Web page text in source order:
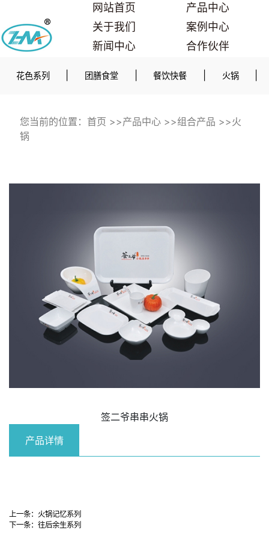
网站首页
产品中心
关于我们
案例中心
新闻中心
合作伙伴
花色系列 团膳食堂 餐饮快餐 火锅
您当前的位置： 首页 >>产品中心>>组合产品 >>火
锅
签二爷串串火锅
产品详情
上一条： 火锅记忆系列
下一条： 往后余生系列